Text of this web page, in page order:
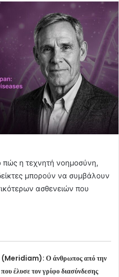
πώς η τεχνητή νοημοσύνη,
μπορούν να συμβάλουν
ασθενειών που
(Meridiam): Ο άνθρωπος από την
έλυσε τον γρίφο διασύνδεσης